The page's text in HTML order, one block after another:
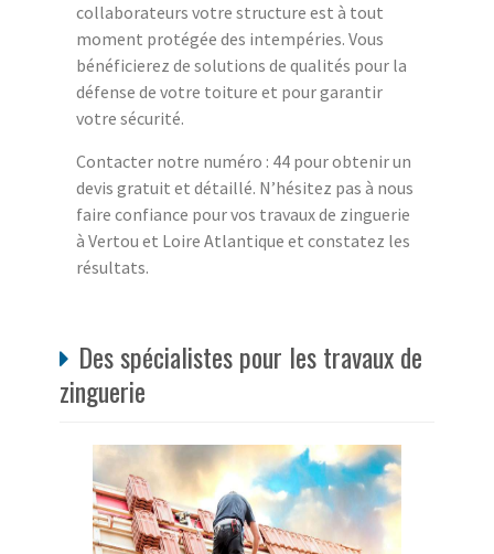
collaborateurs votre structure est à tout
moment protégée des intempéries. Vous
bénéficierez de solutions de qualités pour la
défense de votre toiture et pour garantir
votre sécurité.
Contacter notre numéro : 44 pour obtenir un
devis gratuit et détaillé. N’hésitez pas à nous
faire confiance pour vos travaux de zinguerie
à Vertou et Loire Atlantique et constatez les
résultats.
Des spécialistes pour les travaux de
zinguerie